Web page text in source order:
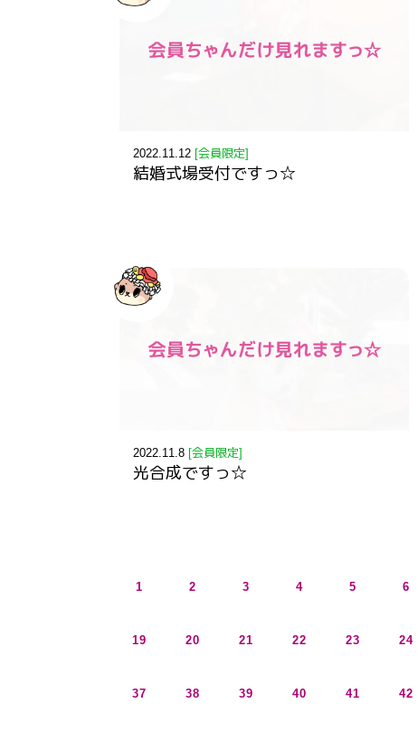
2022.11.12 [会員限定]
結婚式場受付ですっ☆
2022.11.8 [会員限定]
光合成ですっ☆
1 2 3 4 5 6
19 20 21 22 23 24
37 38 39 40 41 42